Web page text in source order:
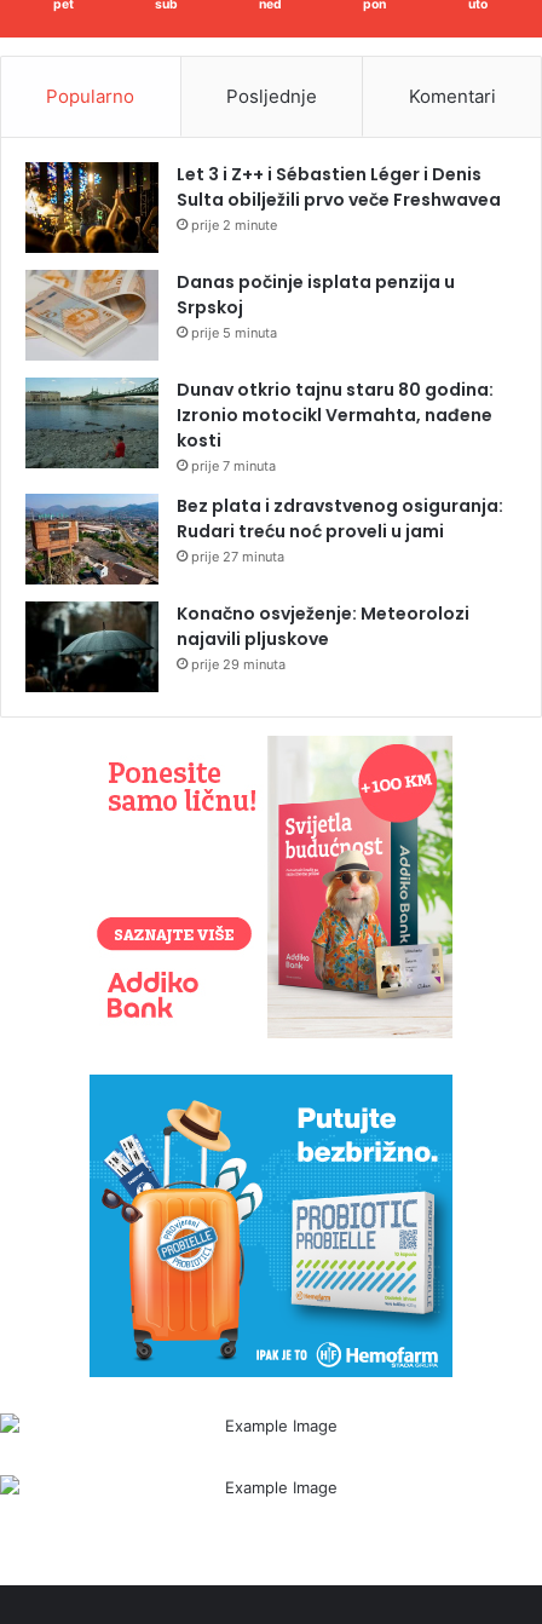
pet sub ned pon uto
Popularno Posljednje Komentari
Let 3 i Z++ i Sébastien Léger i Denis
Sulta obilježili prvo veče Freshwavea
prije 2 minute
Danas počinje isplata penzija u
Srpskoj
prije 5 minuta
Dunav otkrio tajnu staru 80 godina:
Izronio motocikl Vermahta, nađene
kosti
prije 7 minuta
Bez plata i zdravstvenog osiguranja:
Rudari treću noć proveli u jami
prije 27 minuta
Konačno osvježenje: Meteorolozi
najavili pljuskove
prije 29 minuta